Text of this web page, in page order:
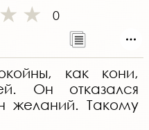
0
как кони,
Он отказался
желаний. Такому